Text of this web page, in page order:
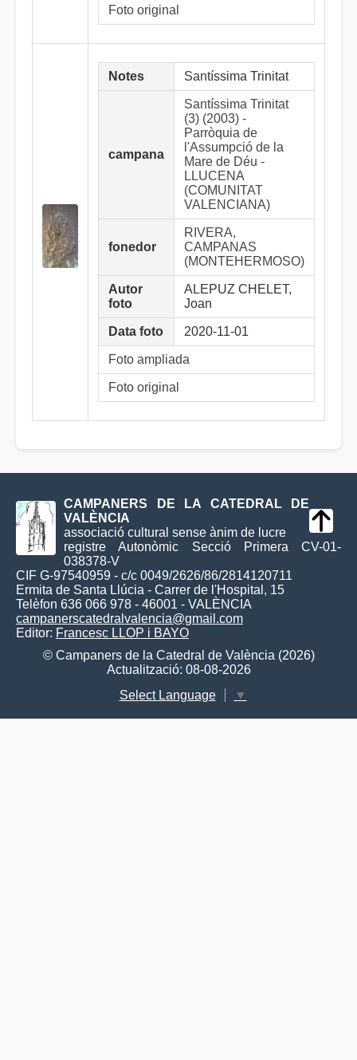
Foto original
Notes Santíssima Trinitat
campana
Santíssima Trinitat
(3) (2003) -
Parròquia de
l'Assumpció de la
Mare de Déu -
LLUCENA
(COMUNITAT
VALENCIANA)
fonedor
RIVERA,
CAMPANAS
(MONTEHERMOSO)
Autor
foto
ALEPUZ CHELET,
Joan
Data foto 2020-11-01
Foto ampliada
Foto original
CAMPANERS DE LA CATEDRAL DE
VALÈNCIA
associació cultural sense ànim de lucre
registre Autonòmic Secció Primera CV-01-
038378-V
CIF G-97540959 - c/c 0049/2626/86/2814120711
Ermita de Santa Llúcia - Carrer de l'Hospital, 15
Telèfon 636 066 978 - 46001 - VALÈNCIA
campanerscatedralvalencia@gmail.com
Editor: Francesc LLOP i BAYO
© Campaners de la Catedral de València (2026)
Actualització: 08-08-2026
Select Language
▼